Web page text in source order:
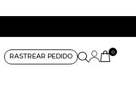
RASTREAR PEDIDO
0